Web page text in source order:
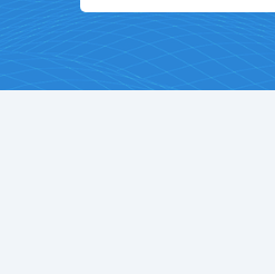
银行合作，专注于开发
行、远期订单与现货贸
不同业务需求的同时，
CY Index C32S
2026-08-06